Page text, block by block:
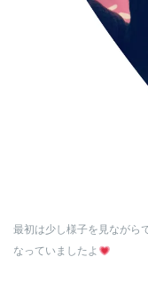
最初は少し様子を見ながら
なっていましたよ